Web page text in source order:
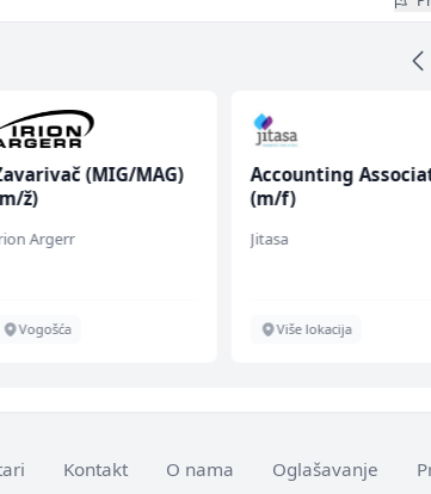
(MIG/MAG)
ž)
Argerr
Vogošća
Accounting
(m/f)
Jitasa
Više lokacija
Kontakt O nama Oglašavanje